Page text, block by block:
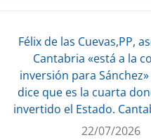
Félix de las Cuevas,PP,
Cantabria «está a la
inversión para Sánchez»
dice que es la cuarta
invertido el Estado.
22/07/2026